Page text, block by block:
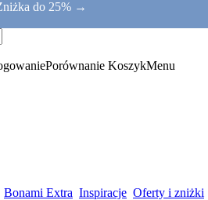
do 25% →
Porównanie KoszykMenu
Bonami Extra Inspiracje Oferty i zniżki